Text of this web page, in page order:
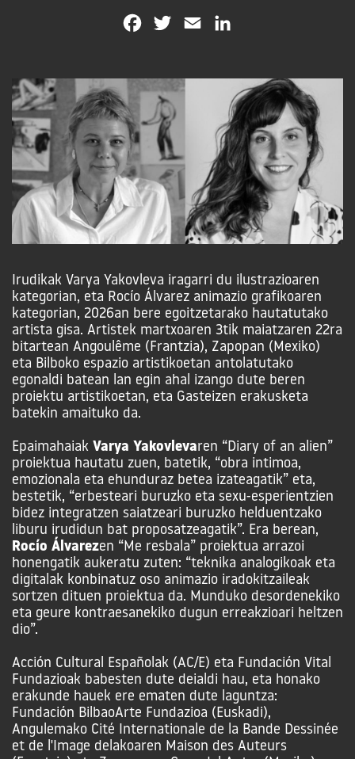
FacebookTwitterEmail
Irudikak Varya Yakovleva iragarri du ilustrazioaren
kategorian, eta Rocío Álvarez animazio grafikoaren
kategorian, 2026an bere egoitzetarako hautatutako
artista gisa. Artistek martxoaren 3tik maiatzaren 22ra
bitartean Angoulême (Frantzia), Zapopan (Mexiko)
eta Bilboko espazio artistikoetan antolatutako
egonaldi batean lan egin ahal izango dute beren
proiektu artistikoetan, eta Gasteizen erakusketa
batekin amaituko da.
Epaimahaiak Varya Yakovlevaren “Diary of an alien”
proiektua hautatu zuen, batetik, “obra intimoa,
emozionala eta ehunduraz betea izateagatik” eta,
bestetik, “erbesteari buruzko eta sexu-esperientzien
bidez integratzen saiatzeari buruzko helduentzako
liburu irudidun bat proposatzeagatik”. Era berean,
Rocío Álvarezen “Me resbala” proiektua arrazoi
honengatik aukeratu zuten: “teknika analogikoak eta
digitalak konbinatuz oso animazio iradokitzaileak
sortzen dituen proiektua da. Munduko desordenekiko
eta geure kontraesanekiko dugun erreakzioari heltzen
dio”.
Acción Cultural Españolak (AC/E) eta Fundación Vital
Fundazioak babesten dute deialdi hau, eta honako
erakunde hauek ere ematen dute laguntza:
Fundación BilbaoArte Fundazioa (Euskadi),
Angulemako Cité Internationale de la Bande Dessinée
et de l'Image delakoaren Maison des Auteurs